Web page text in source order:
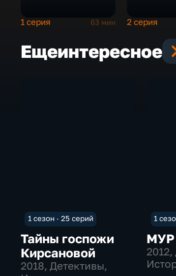
1 серия 63 мин 2 серия
Ещеинтересное
1 сезон · 25 серий
Тайны госпожи
Кирсановой
2018, Детективы,
1
МУР
2012,